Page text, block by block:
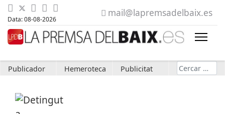
Data: 08-08-2026
mail@lapremsadelbaix.es
Publicador Hemeroteca Publicitat Cerca